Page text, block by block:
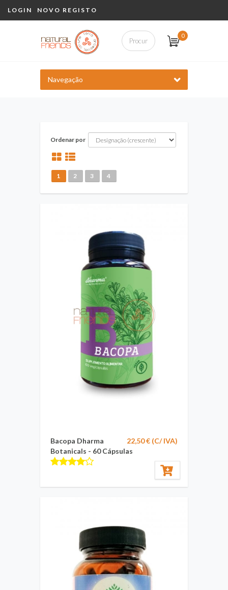
LOGIN NOVO REGISTO
0
Navegação
Ordenar por
1 2 3 4
22,50 € (C/ IVA)
Bacopa Dharma
Botanicals - 60 Cápsulas